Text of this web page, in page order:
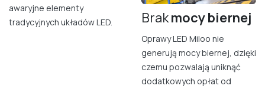
awaryjne elementy
tradycyjnych układów LED.
Brakmocy bierne​j
Oprawy LED Miloo nie
generują mocy biernej, dzięki
czemu pozwalają uniknąć
dodatkowych opłat od